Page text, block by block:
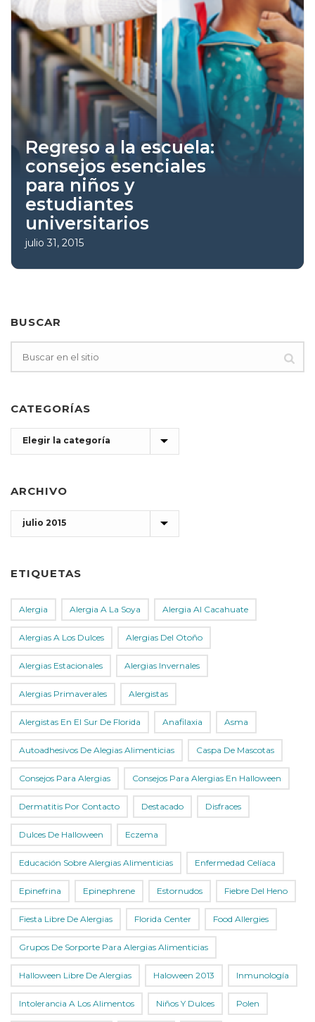
Regreso a la escuela:
consejos esenciales
para niños y
estudiantes
universitarios
julio 31, 2015
BUSCAR
CATEGORÍAS
Categorías
ARCHIVO
Archivo
ETIQUETAS
Alergia Alergia A La Soya Alergia Al Cacahuate
Alergias A Los Dulces Alergias Del Otoño
Alergias Estacionales Alergias Invernales
Alergias Primaverales Alergistas
Alergistas En El Sur De Florida Anafilaxia Asma
Autoadhesivos De Alegias Alimenticias Caspa De Mascotas
Consejos Para Alergias Consejos Para Alergias En Halloween
Dermatitis Por Contacto Destacado Disfraces
Dulces De Halloween Eczema
Educación Sobre Alergias Alimenticias Enfermedad Celíaca
Epinefrina Epinephrene Estornudos Fiebre Del Heno
Fiesta Libre De Alergias Florida Center Food Allergies
Grupos De Sorporte Para Alergias Alimenticias
Halloween Libre De Alergias Haloween 2013 Inmunología
Intolerancia A Los Alimentos Niños Y Dulces Polen